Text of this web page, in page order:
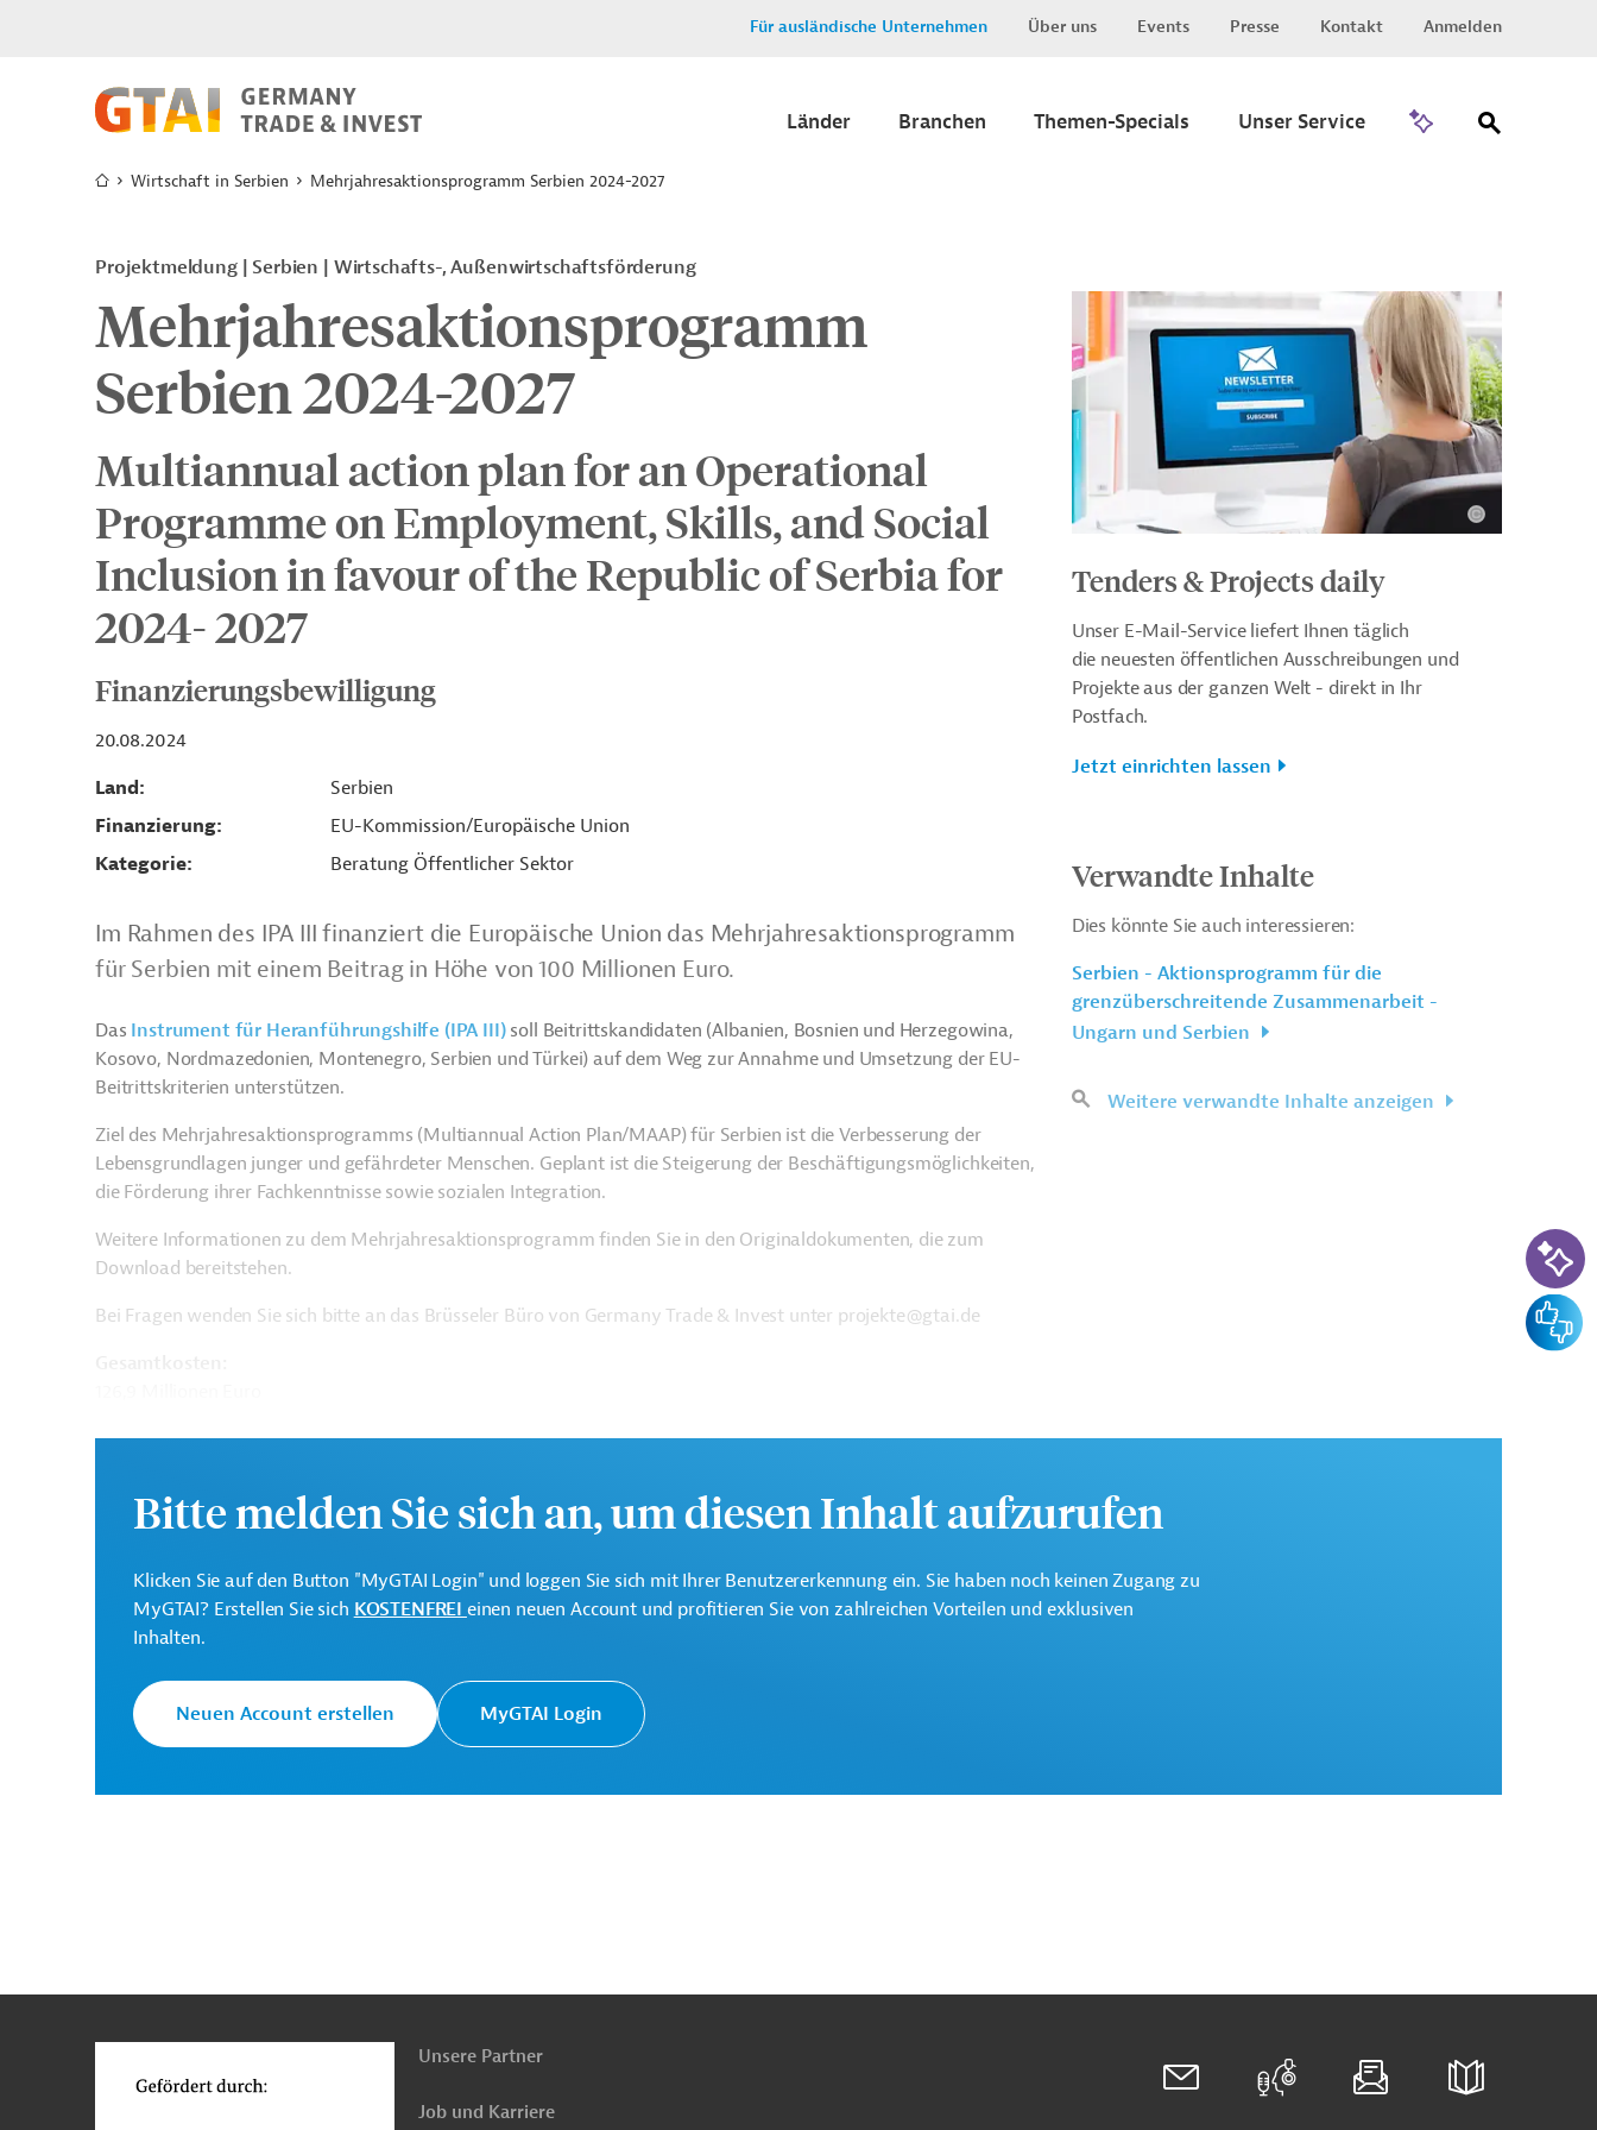
Für ausländische Unternehmen Über uns Events Presse Kontakt Anmelden
Länder Branchen Themen-Specials Unser Service
Wirtschaft in Serbien Mehrjahresaktionsprogramm Serbien 2024-2027
Projektmeldung Serbien Wirtschafts-, Außenwirtschaftsförderung
Mehrjahresaktionsprogramm
Serbien 2024-2027
Multiannual action plan for an Operational
Programme on Employment, Skills, and Social
Inclusion in favour of the Republic of Serbia for
2024- 2027
Finanzierungsbewilligung
20.08.2024
Land
Serbien
Finanzierung
EU-Kommission/Europäische Union
Kategorie
Beratung Öffentlicher Sektor
Im Rahmen des IPA III finanziert die Europäische Union das Mehrjahresaktionsprogramm
für Serbien mit einem Beitrag in Höhe von 100 Millionen Euro.
Das Instrument für Heranführungshilfe (IPA III)soll Beitrittskandidaten (Albanien, Bosnien und Herzegowina,
Kosovo, Nordmazedonien, Montenegro, Serbien und Türkei) auf dem Weg zur Annahme und Umsetzung der EU-
Beitrittskriterien unterstützen.
Ziel des Mehrjahresaktionsprogramms (Multiannual Action Plan/MAAP) für Serbien ist die Verbesserung der
Lebensgrundlagen junger und gefährdeter Menschen. Geplant ist die Steigerung der Beschäftigungsmöglichkeiten,
die Förderung ihrer Fachkenntnisse sowie sozialen Integration.
Weitere Informationen zu dem Mehrjahresaktionsprogramm finden Sie in den Originaldokumenten, die zum
Download bereitstehen.
Bei Fragen wenden Sie sich bitte an das Brüsseler Büro von Germany Trade & Invest unter projekte@gtai.de
Geberbeitrag:
Kontaktadresse
Europäische Kommission
Generaldirektion NEAR - Europäische Nachbarschaftspolitik und
Erweiterungsverhandlungen
PRO202408141811474 (1)
(PDF; 1,3 MB)
Tenders & Projects daily
Unser E-Mail-Service liefert Ihnen täglich
die neuesten öffentlichen Ausschreibungen und
Projekte aus der ganzen Welt - direkt in Ihr
Postfach.
Jetzt einrichten lassen
Verwandte Inhalte
Dies könnte Sie auch interessieren:
Serbien - Aktionsprogramm für die
grenzüberschreitende Zusammenarbeit -
Ungarn und Serbien
Weitere verwandte Inhalte anzeigen
Bitte melden Sie sich an, um diesen Inhalt aufzurufen
Klicken Sie auf den Button "MyGTAI Login" und loggen Sie sich mit Ihrer Benutzererkennung ein. Sie haben noch keinen Zugang zu
MyGTAI? Erstellen Sie sich KOSTENFREI einen neuen Account und profitieren Sie von zahlreichen Vorteilen und exklusiven
Inhalten.
Neuen Account erstellen MyGTAI Login
oben
Unsere Partner
Job und Karriere
KI-